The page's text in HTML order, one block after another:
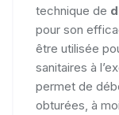
technique de
pour son
être utilisée
sanitaires à
permet de
obturées, à